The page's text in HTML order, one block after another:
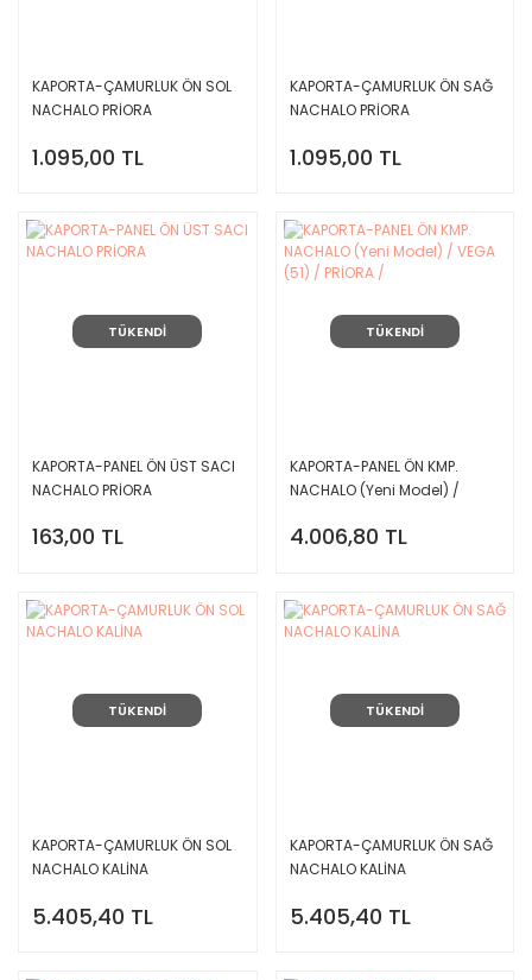
KAPORTA-ÇAMURLUK ÖN SOL
NACHALO PRİORA
1.095,00 TL
KAPORTA-ÇAMURLUK ÖN SAĞ
NACHALO PRİORA
1.095,00 TL
TÜKENDİ
KAPORTA-PANEL ÖN ÜST SACI
NACHALO PRİORA
163,00 TL
TÜKENDİ
KAPORTA-PANEL ÖN KMP.
NACHALO (Yeni Model) /
4.006,80 TL
TÜKENDİ
KAPORTA-ÇAMURLUK ÖN SOL
NACHALO KALİNA
5.405,40 TL
TÜKENDİ
KAPORTA-ÇAMURLUK ÖN SAĞ
NACHALO KALİNA
5.405,40 TL